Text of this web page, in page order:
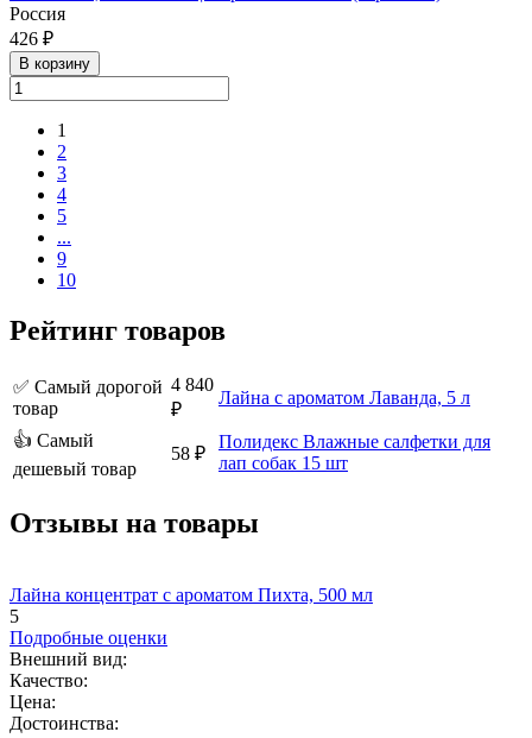
Россия
426 ₽
В корзину
1
2
3
4
5
...
9
10
Рейтинг товаров
✅ Самый дорогой
товар
4 840
₽
Лайна с ароматом Лаванда, 5 л
👍 Самый
дешевый товар
58 ₽
Полидекс Влажные салфетки для
лап собак 15 шт
Отзывы на товары
Лайна концентрат с ароматом Пихта, 500 мл
5
Подробные оценки
Внешний вид:
Качество:
Цена:
Достоинства: